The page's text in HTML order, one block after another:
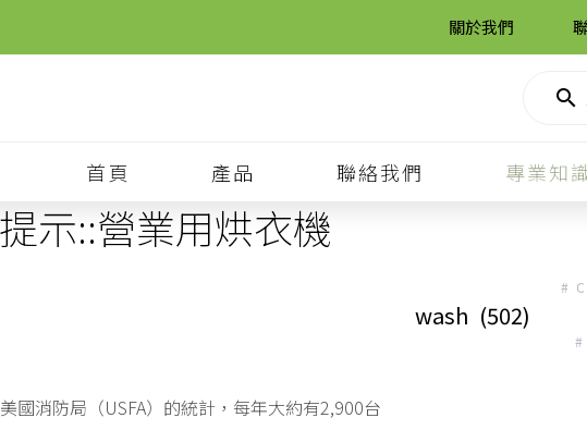
關於我們
首頁 產品 聯絡我們 專業知
示::營業用烘衣機
國消防局（USFA）的統計，每年大約有2,900台
#
wash (502)
#